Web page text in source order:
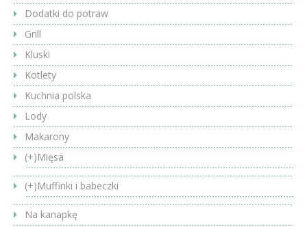
Dodatki do potraw
Grill
Kluski
Kotlety
Kuchnia polska
Lody
Makarony
(+)Mięsa
(+)Muffinki i babeczki
Na kanapkę